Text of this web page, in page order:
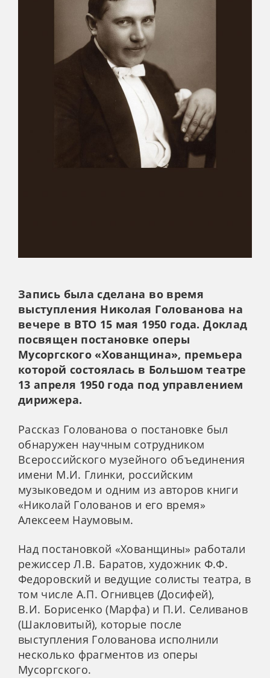
Запись была сделана во время
выступления Николая Голованова на
вечере в ВТО 15 мая 1950 года. Доклад
посвящен постановке оперы
Мусоргского «Хованщина», премьера
которой состоялась в Большом театре
13 апреля 1950 года под управлением
дирижера.
Рассказ Голованова о постановке был
обнаружен научным сотрудником
Всероссийского музейного объединения
имени М.И. Глинки, российским
музыковедом и одним из авторов книги
«Николай Голованов и его время»
Алексеем Наумовым.
Над постановкой «Хованщины» работали
режиссер Л.В. Баратов, художник Ф.Ф.
Федоровский и ведущие солисты театра, в
том числе А.П. Огнивцев (Досифей),
В.И. Борисенко (Марфа) и П.И. Селиванов
(Шакловитый), которые после
выступления Голованова исполнили
несколько фрагментов из оперы
Мусоргского.